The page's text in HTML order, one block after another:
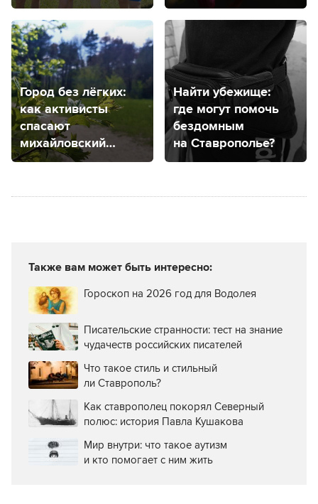
Город без лёгких:
как активисты
спасают
михайловский
дендрарий?
Найти убежище:
где могут помочь
бездомным
на Ставрополье?
Также вам может быть интересно:
Гороскоп на 2026 год для Водолея
Писательские странности: тест на знание
чудачеств российских писателей
Что такое стиль и стильный
ли Ставрополь?
Как ставрополец покорял Северный
полюс: история Павла Кушакова
Мир внутри: что такое аутизм
и кто помогает с ним жить